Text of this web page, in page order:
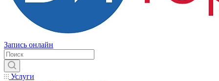
Запись онлайн
Услуги